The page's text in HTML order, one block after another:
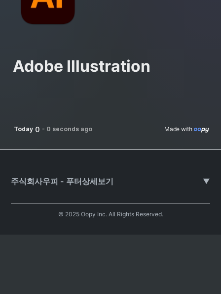
Adobe Illustration
Today 0 - 0 seconds ago Made with
주식회사우피 - 푸터상세보기 ▼
© 2025 Oopy Inc. All Rights Reserved.